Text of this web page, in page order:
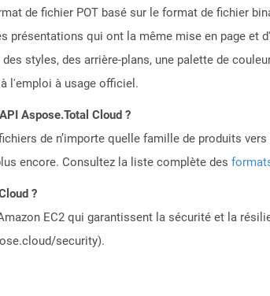
de fichier POT basé sur le format de fichier
présentations qui ont la même mise en page et
styles, des arrière-plans, une palette de
l'emploi à usage officiel.
Aspose.Total Cloud ?
de n’importe quelle famille de produits
encore. Consultez la liste complète des
?
EC2 qui garantissent la sécurité et la
security).